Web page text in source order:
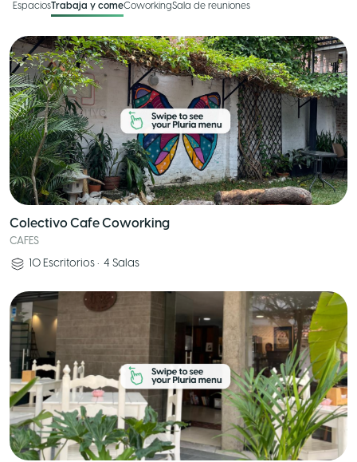
EspaciosTrabaja y comeCoworkingSala de reuniones
Colectivo Cafe Coworking
CAFES
10 Escritorios • 4 Salas